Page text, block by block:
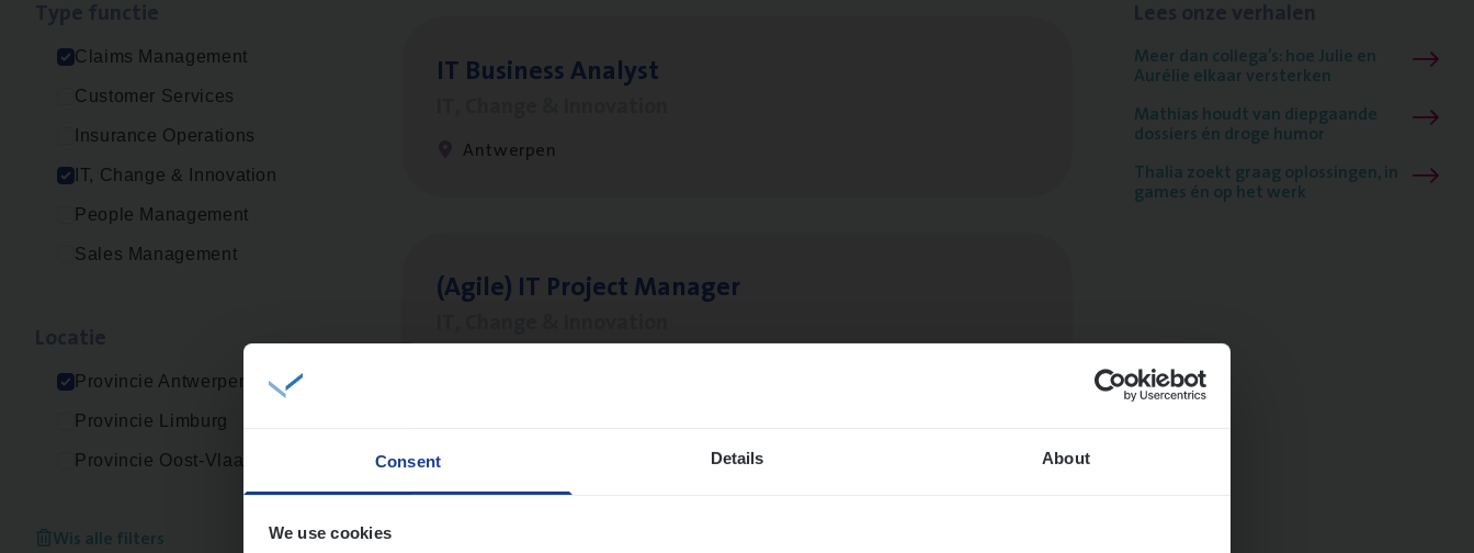
Consent Details About
We use cookies
Claims Management
Customer Services
Insurance Operations
IT, Change & Innovation
People Management
Sales Management
Provincie Antwerpen
Provincie Limburg
Provincie Oost-Vlaanderen
Wis alle filters
IT Busi­ness Analyst
Antwerpen
(Agi­le) IT Pro­ject Manager
Scha­de Expert Fleet
Meer dan collega’s: hoe Julie en
Aurélie elkaar versterken
Mathias houdt van diepgaande
dossiers én droge humor
Thalia zoekt graag oplossingen, in
games én op het werk